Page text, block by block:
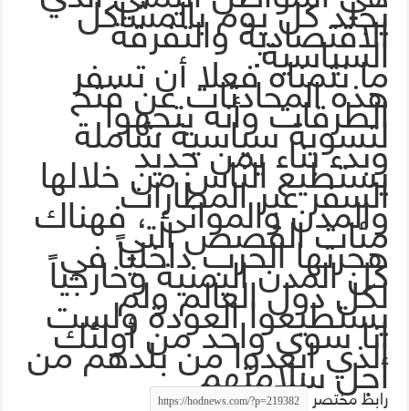
يجلد كل يوم بالمشاكل
الاقتصادية والتفرقة
السياسية.
ما نتمناه فعلا أن تسفر
هذه المحادثات عن فتح
الطرقات وأنه يتجهوا
لتسوية سياسية شاملة
وبدء بناء يمن جديد
يستطيع الناس من خلالها
السفر عبر المطارات
والمدن والموانئ ، فهناك
مئات القصص التي
هجرتها الحرب داخلياً في
كل المدن اليمنية وخارجياً
لكل دول العالم ولم
يستطيعوا العودة ولست
انا سوى واحد من أولئك
الذي ابعدوا من بلدهم من
أجل سلامتهم
رابط مختصر